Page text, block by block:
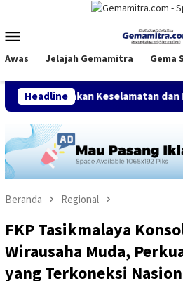
konten
Mobile
Awas Jelajah Gemamitra Gema
Headline
Keselamatan dan Kepatuhan
Beranda Regional
FKP Tasikmalaya
Wirausaha Muda,
yang Terkoneksi